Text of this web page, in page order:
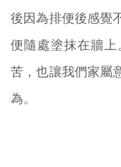
後因為排便後感覺
便隨處塗抹在牆
苦，也讓我們家屬
為。